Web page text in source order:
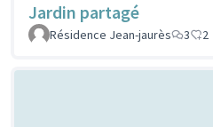
Jardin partagé
Résidence Jean-jaurès
3 2